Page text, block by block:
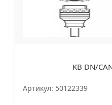
KB DN/
Артикул: 50122339